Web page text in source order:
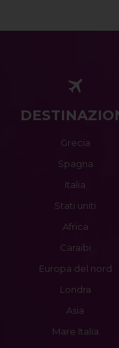
Grecia
Spagna
Italia
Stati uniti
Africa
Caraibi
Europa del nord
Londra
Asia
Mare Italia